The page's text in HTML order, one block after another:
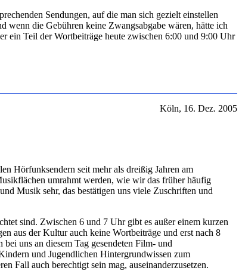
Sendungen, auf die man sich gezielt einstellen
die Gebühren keine Zwangsabgabe wären, hätte ich
ein Teil der Wortbeiträge heute zwischen 6:00 und 9:00 Uhr
Köln, 16. Dez. 2005
Hörfunksendern seit mehr als dreißig Jahren am
umrahmt werden, wie wir das früher häufig
Musik sehr, das bestätigen uns viele Zuschriften und
sind. Zwischen 6 und 7 Uhr gibt es außer einem kurzen
aus der Kultur auch keine Wortbeiträge und erst nach 8
uns an diesem Tag gesendeten Film- und
und Jugendlichen Hintergrundwissen zum
Fall auch berechtigt sein mag, auseinanderzusetzen.